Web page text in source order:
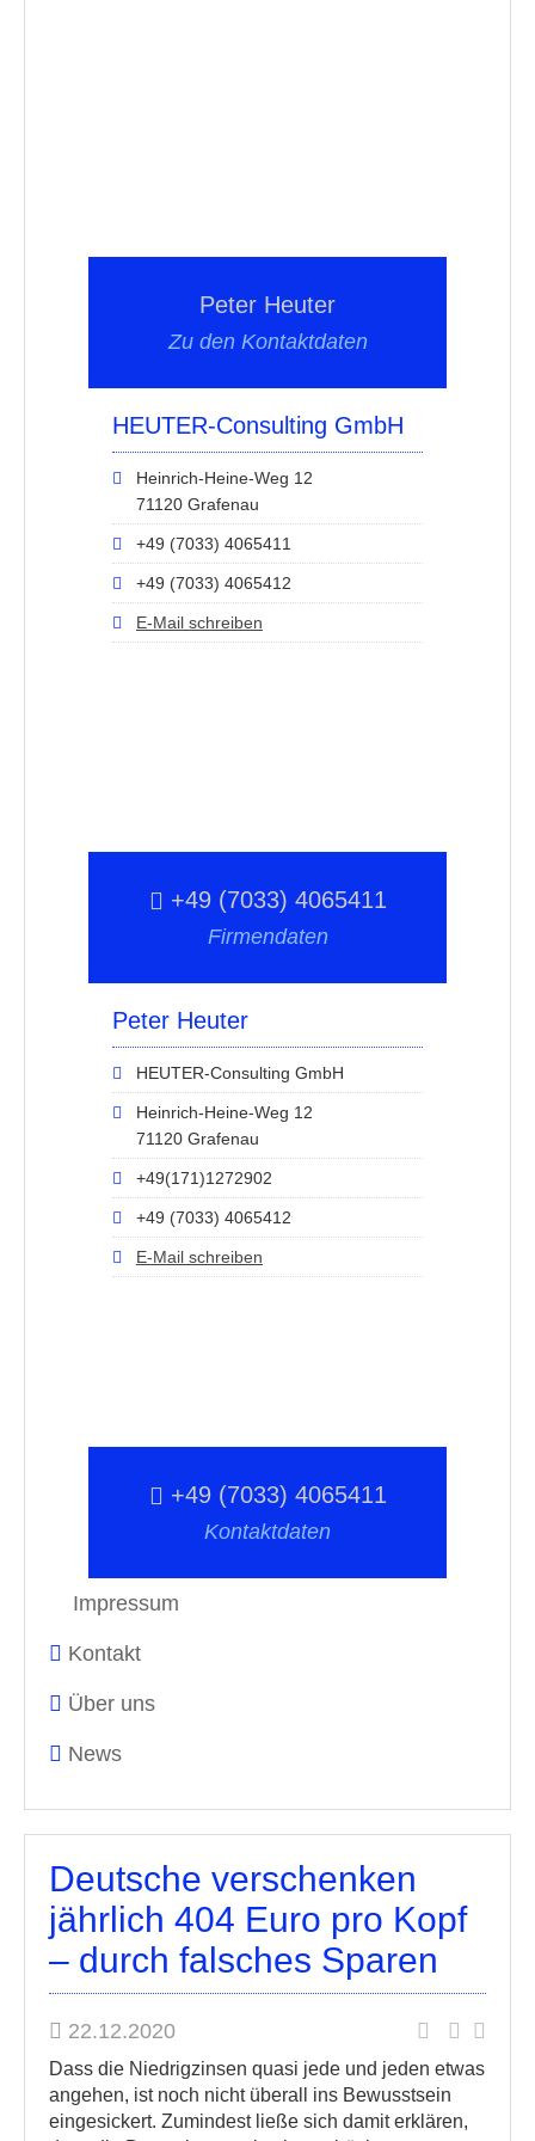
Peter Heuter
Zu den Kontaktdaten
HEUTER-Consulting GmbH
Heinrich-Heine-Weg 12
71120 Grafenau
+49 (7033) 4065411
+49 (7033) 4065412
E-Mail schreiben
+49 (7033) 4065411
Firmendaten
Peter Heuter
HEUTER-Consulting GmbH
Heinrich-Heine-Weg 12
71120 Grafenau
+49(171)1272902
+49 (7033) 4065412
E-Mail schreiben
+49 (7033) 4065411
Kontaktdaten
Impressum
Kontakt
Über uns
News
Deutsche verschenken
jährlich 404 Euro pro Kopf
– durch falsches Sparen
22.12.2020
Dass die Niedrigzinsen quasi jede und jeden etwas
angehen, ist noch nicht überall ins Bewusstsein
eingesickert. Zumindest ließe sich damit erklären,